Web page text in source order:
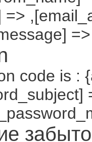
=>
code is :